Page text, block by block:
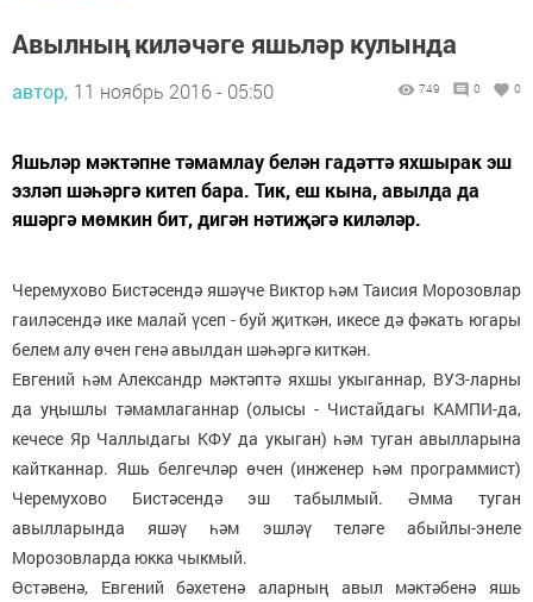
Авылның киләчәге яшьләр кулында
автор, 11 ноябрь 2016 - 05:50 749 0 0
Яшьләр мәктәпне тәмамлау белән гадәттә яхшырак эш
эзләп шәһәргә китеп бара. Тик, еш кына, авылда да
яшәргә мөмкин бит, дигән нәтиҗәгә киләләр.
Черемухово Бистәсендә яшәүче Виктор һәм Таисия Морозовлар
гаиләсендә ике малай үсеп - буй җиткән, икесе дә фәкать югары
белем алу өчен генә авылдан шәһәргә киткән.
Евгений һәм Александр мәктәптә яхшы укыганнар, ВУЗ-ларны
да уңышлы тәмамлаганнар (олысы - Чистайдагы КАМПИ-да,
кечесе Яр Чаллыдагы КФУ да укыган) һәм туган авылларына
кайтканнар. Яшь белгечләр өчен (инженер һәм программист)
Черемухово Бистәсендә эш табылмый. Әмма туган
авылларында яшәү һәм эшләү теләге абыйлы-энеле
Морозовларда юкка чыкмый.
Өстәвенә, Евгений бәхетенә аларның авыл мәктәбенә яшь